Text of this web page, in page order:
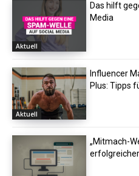
Aktuell
Das hilft
Media
Aktuell
Influencer
Plus: Tipps
„Mitmach-
erfolgreicher